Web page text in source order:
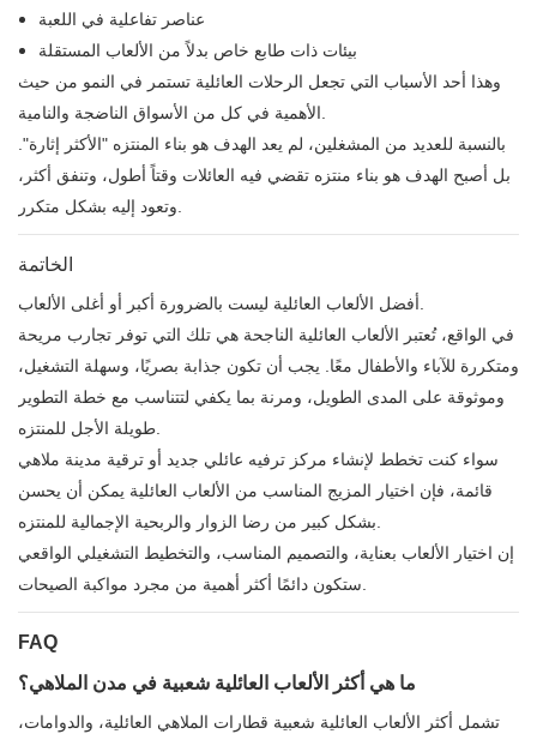
عناصر تفاعلية في اللعبة
بيئات ذات طابع خاص بدلاً من الألعاب المستقلة
وهذا أحد الأسباب التي تجعل الرحلات العائلية تستمر في النمو من حيث
الأهمية في كل من الأسواق الناضجة والنامية.
بالنسبة للعديد من المشغلين، لم يعد الهدف هو بناء المنتزه "الأكثر إثارة".
بل أصبح الهدف هو بناء منتزه تقضي فيه العائلات وقتاً أطول، وتنفق أكثر،
وتعود إليه بشكل متكرر.
الخاتمة
أفضل الألعاب العائلية ليست بالضرورة أكبر أو أغلى الألعاب.
في الواقع، تُعتبر الألعاب العائلية الناجحة هي تلك التي توفر تجارب مريحة
ومتكررة للآباء والأطفال معًا. يجب أن تكون جذابة بصريًا، وسهلة التشغيل،
وموثوقة على المدى الطويل، ومرنة بما يكفي لتتناسب مع خطة التطوير
طويلة الأجل للمنتزه.
سواء كنت تخطط لإنشاء مركز ترفيه عائلي جديد أو ترقية مدينة ملاهي
قائمة، فإن اختيار المزيج المناسب من الألعاب العائلية يمكن أن يحسن
بشكل كبير من رضا الزوار والربحية الإجمالية للمنتزه.
إن اختيار الألعاب بعناية، والتصميم المناسب، والتخطيط التشغيلي الواقعي
ستكون دائمًا أكثر أهمية من مجرد مواكبة الصيحات.
FAQ
ما هي أكثر الألعاب العائلية شعبية في مدن الملاهي؟
تشمل أكثر الألعاب العائلية شعبية قطارات الملاهي العائلية، والدوامات،